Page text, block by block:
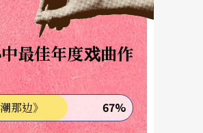
最佳年度戏曲作
那边》 67%